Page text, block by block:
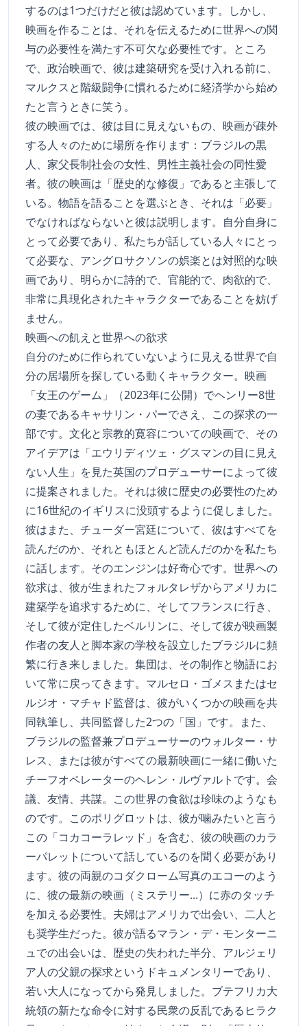
するのは1つだけだと彼は認めています。しかし、
映画を作ることは、それを伝えるために世界への関
与の必要性を満たす不可欠な必要性です。ところ
で、政治映画で、彼は建築研究を受け入れる前に、
マルクスと階級闘争に慣れるために経済学から始め
たと言うときに笑う。
彼の映画では、彼は目に見えないもの、映画が疎外
する人々のために場所を作ります：ブラジルの黒
人、家父長制社会の女性、男性主義社会の同性愛
者。彼の映画は「歴史的な修復」であると主張して
いる。物語を語ることを選ぶとき、それは「必要」
でなければならないと彼は説明します。自分自身に
とって必要であり、私たちが話している人々にとっ
て必要な、アングロサクソンの娯楽とは対照的な映
画であり、明らかに詩的で、官能的で、肉欲的で、
非常に具現化されたキャラクターであることを妨げ
ません。
映画への飢えと世界への欲求
自分のために作られていないように見える世界で自
分の居場所を探している動くキャラクター。映画
「女王のゲーム」（2023年に公開）でヘンリー8世
の妻であるキャサリン・パーでさえ、この探求の一
部です。文化と宗教的寛容についての映画で、その
アイデアは「エウリディツェ・グスマンの目に見え
ない人生」を見た英国のプロデューサーによって彼
に提案されました。それは彼に歴史の必要性のため
に16世紀のイギリスに没頭するように促しました。
彼はまた、チューダー宮廷について、彼はすべてを
読んだのか、それともほとんど読んだのかを私たち
に話します。そのエンジンは好奇心です。世界への
欲求は、彼が生まれたフォルタレザからアメリカに
建築学を追求するために、そしてフランスに行き、
そして彼が定住したベルリンに、そして彼が映画製
作者の友人と脚本家の学校を設立したブラジルに頻
繁に行き来しました。集団は、その制作と物語にお
いて常に戻ってきます。マルセロ・ゴメスまたはセ
ルジオ・マチャド監督は、彼がいくつかの映画を共
同執筆し、共同監督した2つの「国」です。また、
ブラジルの監督兼プロデューサーのウォルター・サ
レス、または彼がすべての最新映画に一緒に働いた
チーフオペレーターのヘレン・ルヴァルトです。会
議、友情、共謀。この世界の食欲は珍味のようなも
のです。このポリグロットは、彼が噛みたいと言う
この「コカコーラレッド」を含む、彼の映画のカラ
ーパレットについて話しているのを聞く必要があり
ます。彼の両親のコダクローム写真のエコーのよう
に、彼の最新の映画（ミステリー...）に赤のタッチ
を加える必要性。夫婦はアメリカで出会い、二人と
も奨学生だった。彼が語るマラン・デ・モンターニ
ュでの出会いは、歴史の失われた半分、アルジェリ
ア人の父親の探求というドキュメンタリーであり、
若い大人になってから発見しました。ブテフリカ大
統領の新たな命令に対する民衆の反乱であるヒラク